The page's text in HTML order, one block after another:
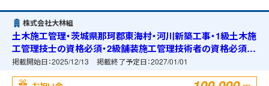
株式会社大林組
土木施工管理・茨城県那珂郡東海村・河川新築工事・1級土木施
工管理技士の資格必須・2級舗装施工管理技術者の資格必須・
宿舎の準備可能
掲載開始日：2025/12/13 掲載終了予定日：2027/01/01